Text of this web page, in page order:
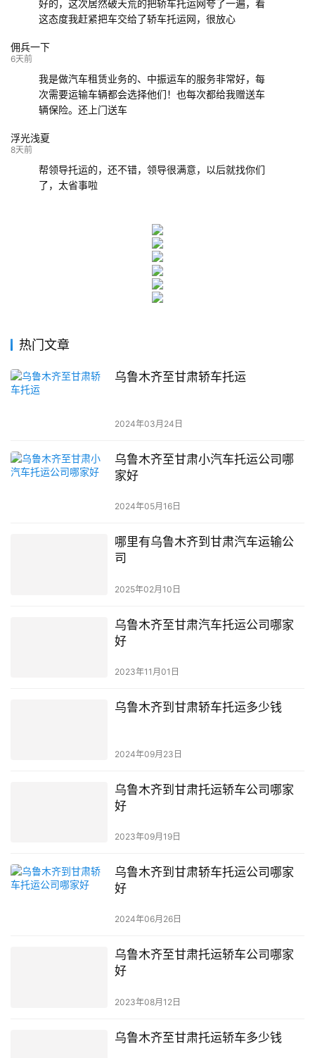
好的，这次居然破天荒的把轿车托运网夸了一遍，看
这态度我赶紧把车交给了轿车托运网，很放心
佣兵一下
6天前
我是做汽车租赁业务的、中振运车的服务非常好，每
次需要运输车辆都会选择他们！也每次都给我赠送车
辆保险。还上门送车
浮光浅夏
8天前
帮领导托运的，还不错，领导很满意，以后就找你们
了，太省事啦
热门文章
乌鲁木齐至甘肃轿车托运
2024年03月24日
乌鲁木齐至甘肃小汽车托运公司哪
家好
2024年05月16日
哪里有乌鲁木齐到甘肃汽车运输公
司
2025年02月10日
乌鲁木齐至甘肃汽车托运公司哪家
好
2023年11月01日
乌鲁木齐到甘肃轿车托运多少钱
2024年09月23日
乌鲁木齐到甘肃托运轿车公司哪家
好
2023年09月19日
乌鲁木齐到甘肃轿车托运公司哪家
好
2024年06月26日
乌鲁木齐至甘肃托运轿车公司哪家
好
2023年08月12日
乌鲁木齐至甘肃托运轿车多少钱